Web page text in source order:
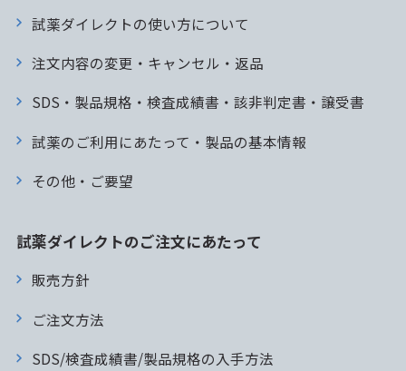
試薬ダイレクトの使い方について
注文内容の変更・キャンセル・返品
SDS・製品規格・検査成績書・該非判定書・譲受書
試薬のご利用にあたって・製品の基本情報
その他・ご要望
試薬ダイレクトのご注文にあたって
販売方針
ご注文方法
SDS/検査成績書/製品規格の入手方法